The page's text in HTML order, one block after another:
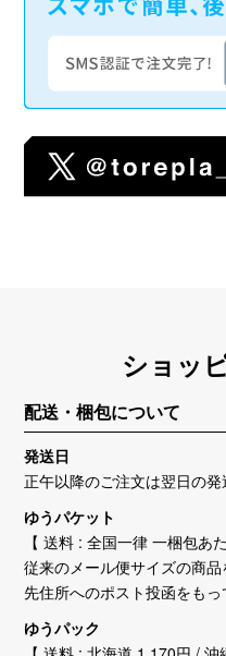
ショッ
配送・梱包について
発送日
正午以降のご注文は翌日の発
ゆうパケット
【 送料 : 全国一律 一梱包あ
従来のメール便サイズの商
先住所へのポスト投函をもっ
ゆうパック